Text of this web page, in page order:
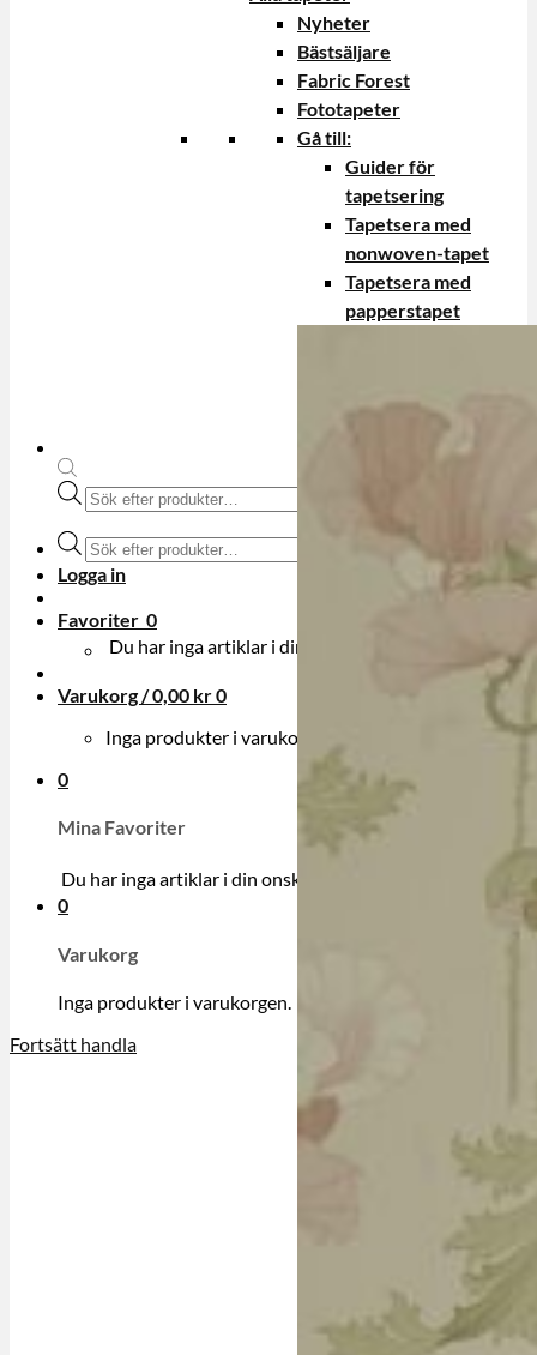
Produktsökning
Produktsökning
Logga in
Favoriter 0
Du har inga artiklar i din onskelista.
Varukorg /0,00 kr0
Inga produkter i varukorgen.
0
Mina Favoriter
Du har inga artiklar i din onskelista.
0
Varukorg
Inga produkter i varukorgen.
Fortsätt handla
Nyheter
Bästsäljare
Fabric Forest
Fototapeter
Gå till:
Guider för
tapetsering
Tapetsera med
nonwoven-tapet
Tapetsera med
papperstapet